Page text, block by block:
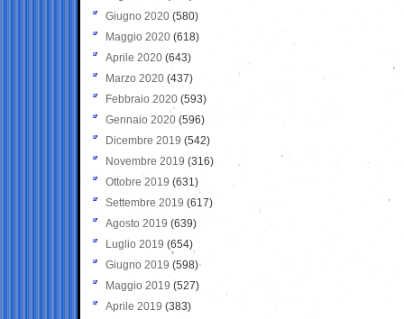
Giugno 2020 (580)
Maggio 2020 (618)
Aprile 2020 (643)
Marzo 2020 (437)
Febbraio 2020 (593)
Gennaio 2020 (596)
Dicembre 2019 (542)
Novembre 2019 (316)
Ottobre 2019 (631)
Settembre 2019 (617)
Agosto 2019 (639)
Luglio 2019 (654)
Giugno 2019 (598)
Maggio 2019 (527)
Aprile 2019 (383)